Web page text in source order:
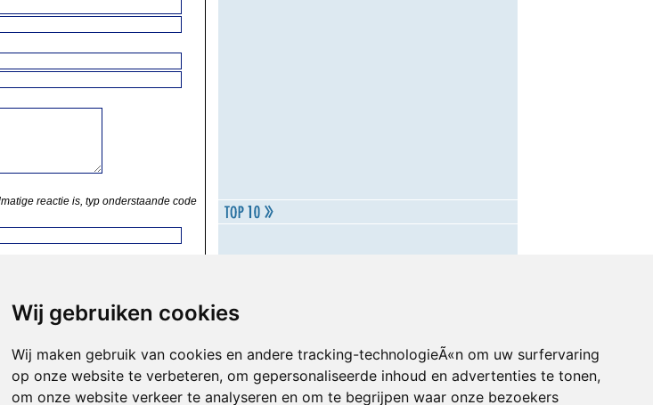
Wij gebruiken cookies
Wij maken gebruik van cookies en andere tracking-technologieÃ«n om uw surfervaring
op onze website te verbeteren, om gepersonaliseerde inhoud en advertenties te tonen,
om onze website verkeer te analyseren en om te begrijpen waar onze bezoekers
reactie is, typ onderstaande code